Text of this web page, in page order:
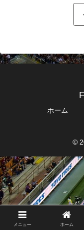
ホーム
©
メニュー ホーム